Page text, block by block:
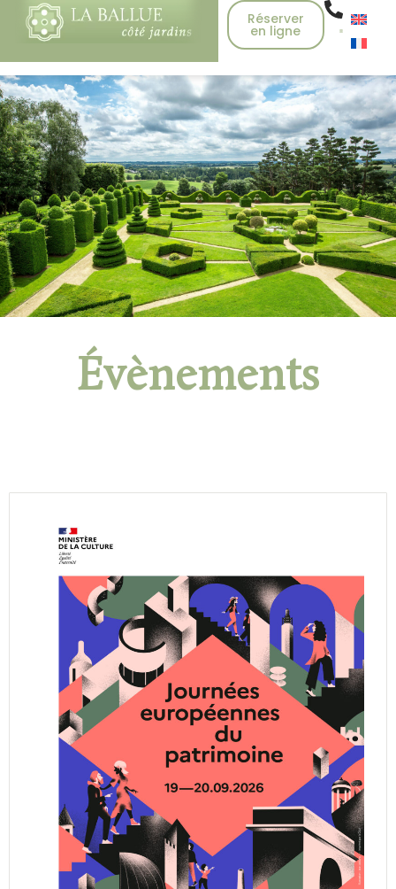
Réserver
en ligne
Évènements